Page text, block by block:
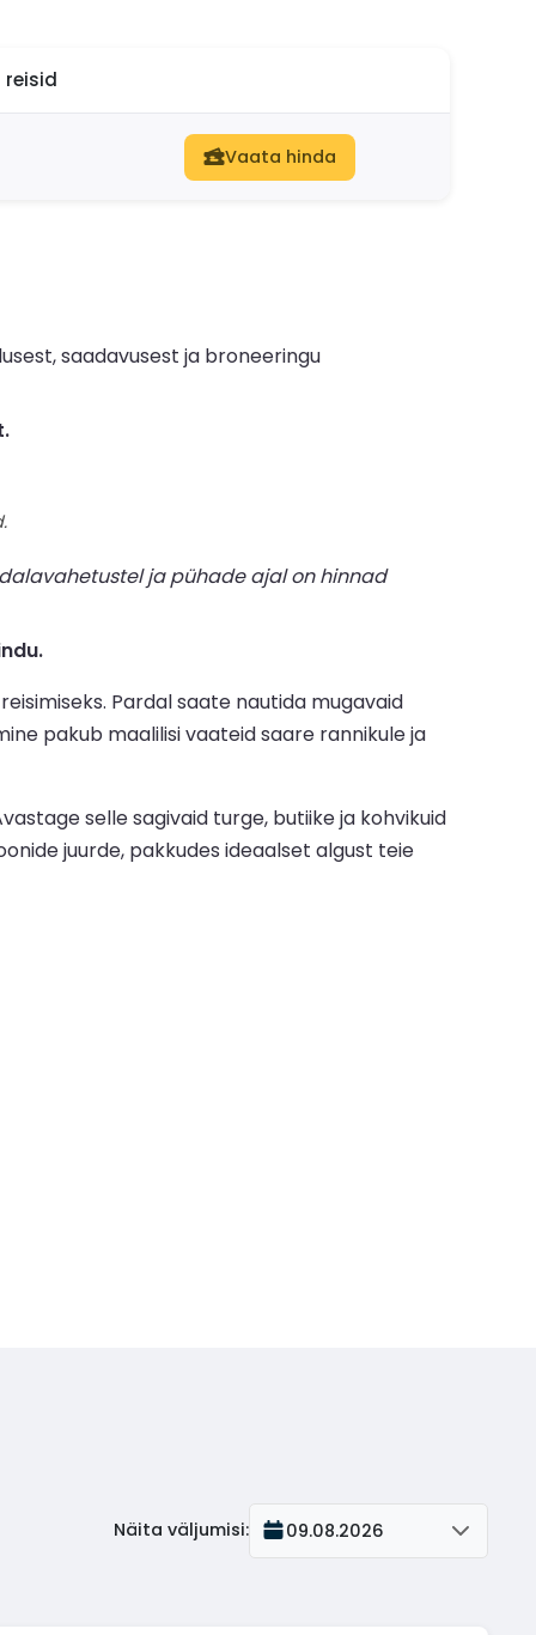
Vaata hinda
saadavusest ja broneeringu
ja pühade ajal on hinnad
Pardal saate nautida mugavaid
pakub maalilisi vaateid saare rannikule ja
selle sagivaid turge, butiike ja kohvikuid
juurde, pakkudes ideaalset algust teie
Näita väljumisi: 09.08.2026